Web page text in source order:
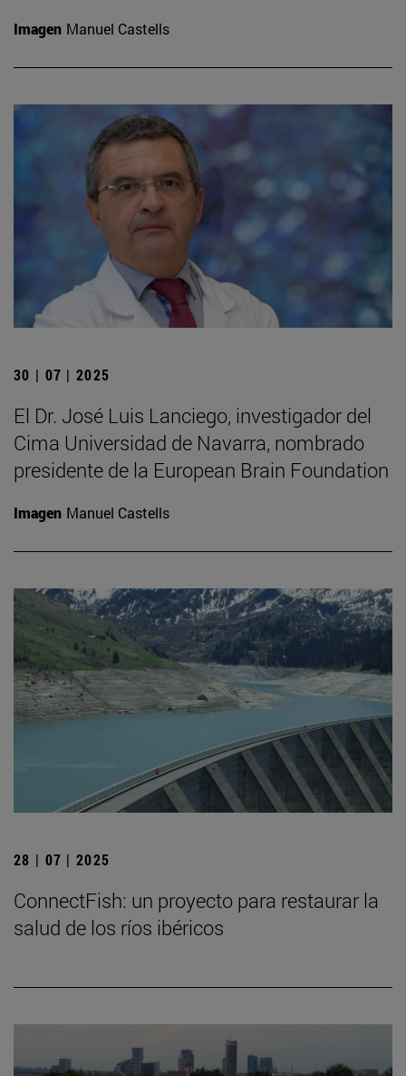
Imagen Manuel Castells
30 | 07 | 2025
El Dr. José Luis Lanciego, investigador del
Cima Universidad de Navarra, nombrado
presidente de la European Brain Foundation
Imagen Manuel Castells
28 | 07 | 2025
ConnectFish: un proyecto para restaurar la
salud de los ríos ibéricos